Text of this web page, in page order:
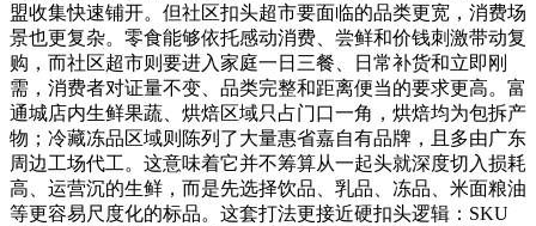
盟收集快速铺开。但社区扣头超市要面临的品类更宽，消费场
景也更复杂。零食能够依托感动消费、尝鲜和价钱刺激带动复
购，而社区超市则要进入家庭一日三餐、日常补货和立即刚
需，消费者对证量不变、品类完整和距离便当的要求更高。富
通城店内生鲜果蔬、烘焙区域只占门口一角，烘焙均为包拆产
物；冷藏冻品区域则陈列了大量惠省嘉自有品牌，且多由广东
周边工场代工。这意味着它并不筹算从一起头就深度切入损耗
高、运营沉的生鲜，而是先选择饮品、乳品、冻品、米面粮油
等更容易尺度化的标品。这套打法更接近硬扣头逻辑：SKU